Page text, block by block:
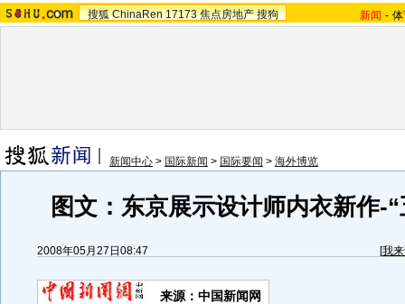
搜狐 ChinaRen 17173 焦点房地产 搜狗 新闻 -
新闻中心 > 国际新闻 > 国际要闻 > 海外博览
图文：东京展示设计师内衣新作-
2008年05月27日08:47 [我
来源：中国新闻网